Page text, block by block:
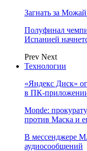
Загнать за
Полуфинал
Испанией
Prev Next
Технологии
«Яндекс Диск»
в ПК-
Monde:
против Маска и
В мессенджере
аудиосообщений